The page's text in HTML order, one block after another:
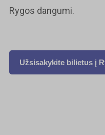
Rygos dangumi.
Užsisakykite bilietus į